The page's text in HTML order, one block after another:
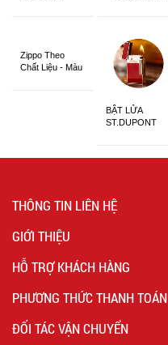
Zippo Theo
Chất Liệu - Màu
BẬT LỬA
ST.DUPONT
THÔNG TIN LIÊN HỆ
GIỚI THIỆU
HỖ TRỢ KHÁCH HÀNG
PHƯƠNG THỨC THANH TOÁN
ĐỐI TÁC VẬN CHUYỂN